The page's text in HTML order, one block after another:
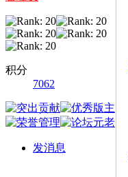
积分
7062
发消息